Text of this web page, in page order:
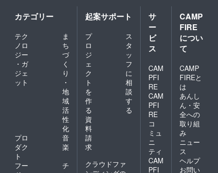
大吟醸
聚楽第
リミ
テッド
エディ
ション
300ml
木酒
造）
（一緒
にお送
りいた
しま
す）
ル ・ご
支援者
皆様の
お名前
を豊国
神社へ
献上品
に奉納
(葉月
書・希
望者の
み） ・
聚楽第
まちめ
ぐり
マップ
【当店
(大榮)よ
り特別
提供】
・ 純米
カテゴリー
テク
ノロ
ジー
・ガ
ジェ
ット
ま
ち
づ
く
り
・
地
域
活
性
化
プロ
ダク
ト
音
楽
フー
チ
起案サポート
プ
ロ
ジ
ェ
ク
ト
を
作
る
ス
タ
ッ
フ
に
相
談
す
る
資
料
請
求
クラウドファ
サ
ー
ビ
ス
CAM
PFI
RE
CAM
PFI
RE
コ
ミュ
ニ
ティ
CAM
PFI
CAMP
FIRE
につい
て
CAMP
FIREと
は
あんし
ん・安
全への
取り組
み
ニュー
ス
ヘルプ
お問い